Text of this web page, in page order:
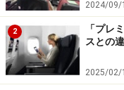
2024/09/
2
「プレ
スとの
2025/02/